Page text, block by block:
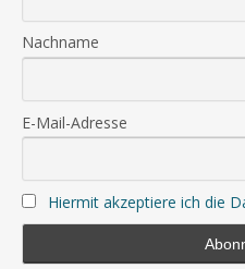
Nachname
E-Mail-Adresse
Hiermit akzeptiere ich die